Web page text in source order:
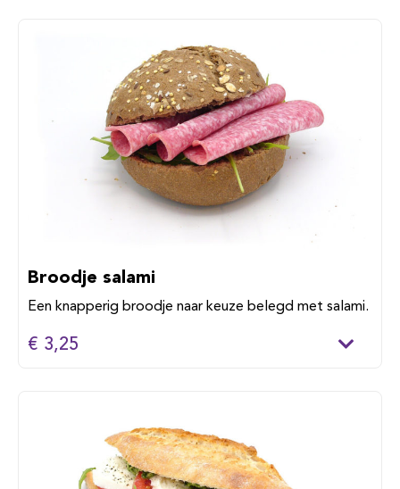
Broodje salami
Een knapperig broodje naar keuze belegd met salami.
€ 3,25